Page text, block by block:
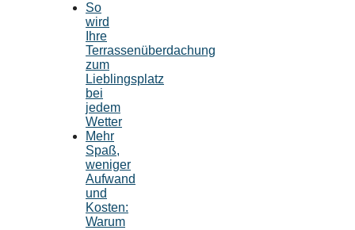
So
wird
Ihre
Terrassenüberdachung
zum
Lieblingsplatz
bei
jedem
Wetter
Mehr
Spaß,
weniger
Aufwand
und
Kosten:
Warum